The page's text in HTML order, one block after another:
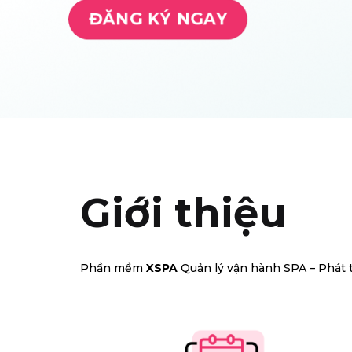
Giới thiệu
Phần mềm XSPA Quản lý vận hành SPA –